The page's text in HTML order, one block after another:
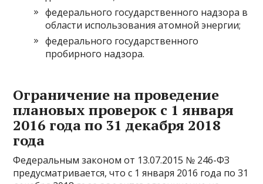
федерального государственного надзора в
области использования атомной энергии;
федерального государственного
пробирного надзора.
Ограничение на проведение
плановых проверок с 1 января
2016 года по 31 декабря 2018
года
Федеральным законом от 13.07.2015 № 246-ФЗ
предусматривается, что с 1 января 2016 года по 31